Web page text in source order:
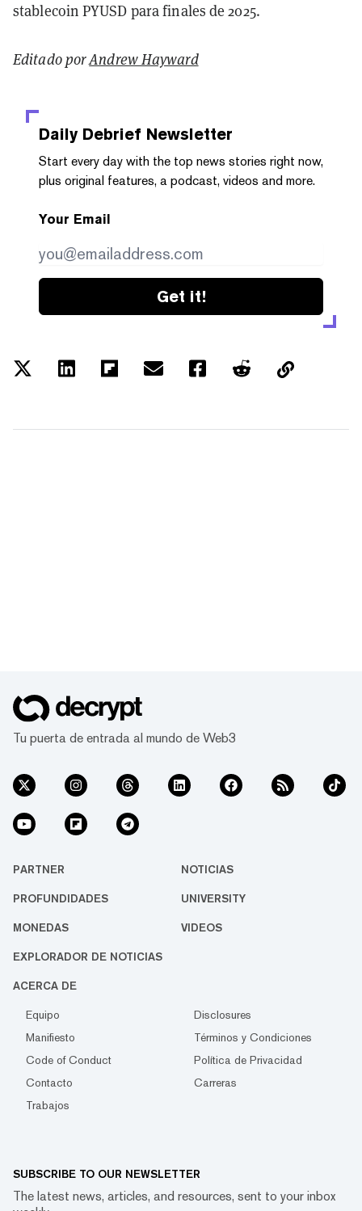
stablecoin PYUSD para finales de 2025.
Editado porAndrew Hayward
Daily Debrief Newsletter
Start every day with the top news stories right now,
plus original features, a podcast, videos and more.
Your Email
Get it!
Tu puerta de entrada al mundo de Web3
PARTNER NOTICIAS
PROFUNDIDADES UNIVERSITY
MONEDAS VIDEOS
EXPLORADOR DE NOTICIAS
ACERCA DE
Equipo
Disclosures
Manifiesto
Términos y Condiciones
Code of Conduct
Política de Privacidad
Contacto
Carreras
Trabajos
SUBSCRIBE TO OUR NEWSLETTER
The latest news, articles, and resources, sent to your inbox